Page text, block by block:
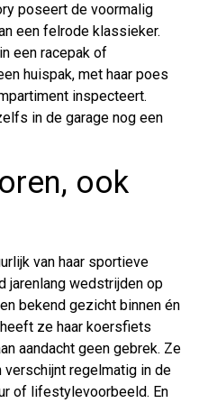
poseert de voormalig
een felrode klassieker.
een racepak of
huispak, met haar poes
inspecteert.
in de garage nog een
ook
van haar sportieve
jarenlang wedstrijden op
bekend gezicht binnen én
ze haar koersfiets
aandacht geen gebrek. Ze
regelmatig in de
of lifestylevoorbeeld. En